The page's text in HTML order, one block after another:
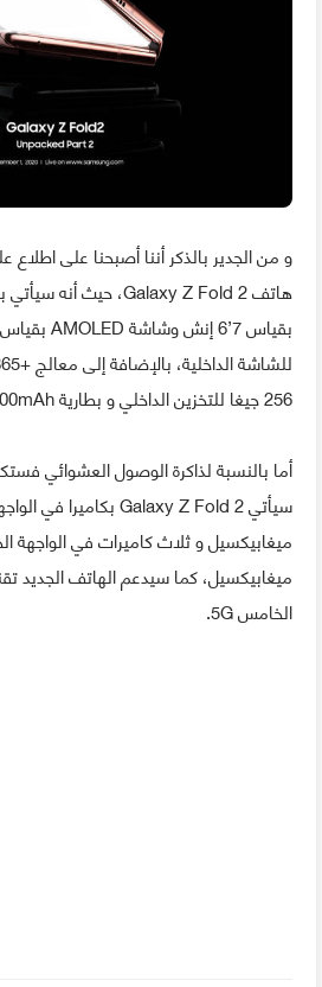
و من الجدير بالذكر أننا أصبحنا على
256 جيغا للتخزين الداخلي و بطارية 4500mAh.
ميغابيكسيل، كما سيدعم الهاتف الجديد
الخامس 5G.